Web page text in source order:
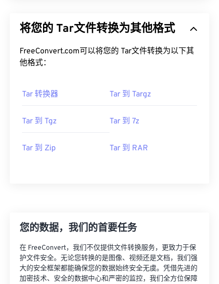
将您的 Tar文件转换为其他格式
FreeConvert.com可以将您的 Tar文件转换为以下其
他格式：
Tar 转换器 Tar 到 Targz
Tar 到 Tgz Tar 到 7z
Tar 到 Zip Tar 到 RAR
您的数据，我们的首要任务
在 FreeConvert，我们不仅提供文件转换服务，更致力于保
护文件安全。无论您转换的是图像、视频还是文档，我们强
大的安全框架都能确保您的数据始终安全无虞。凭借先进的
加密技术、安全的数据中心和严密的监控，我们全方位保障